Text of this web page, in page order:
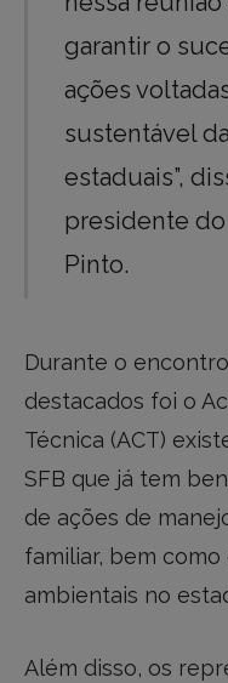
garantir o
ações
sustentável
estaduais”,
presidente
Pinto.
Durante o
destacados foi o
Técnica (ACT)
SFB que já tem
de ações de
familiar, bem
ambientais no
Além disso, os